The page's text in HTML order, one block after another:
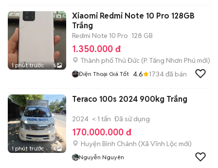
1 phút trước 5
Xiaomi Redmi Note 10 Pro 128GB
Trắng
Redmi Note 10 Pro 128 GB
1.350.000 đ
Thành phố Thủ Đức (P. Tăng Nhơn Phú mới)
Điện Thoại Giá Tốt 4.6 1734đã bán
1 phút trước 6
Teraco 100s 2024 900kg Trắng
2024 < 1 tấn Đã sử dụng
170.000.000 đ
Huyện Bình Chánh (Xã Vĩnh Lộc mới)
Nguyễn Nguyên